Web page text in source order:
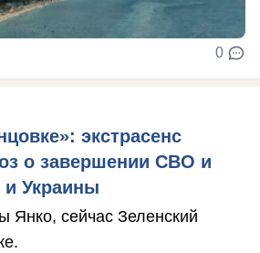
0
экстрасенс
о завершении СВО и
и Украины
Янко, сейчас Зеленский